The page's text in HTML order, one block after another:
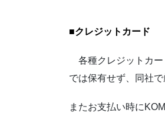
■クレジットカード
各種クレジットカー
では保有せず、同社で
またお支払い時に